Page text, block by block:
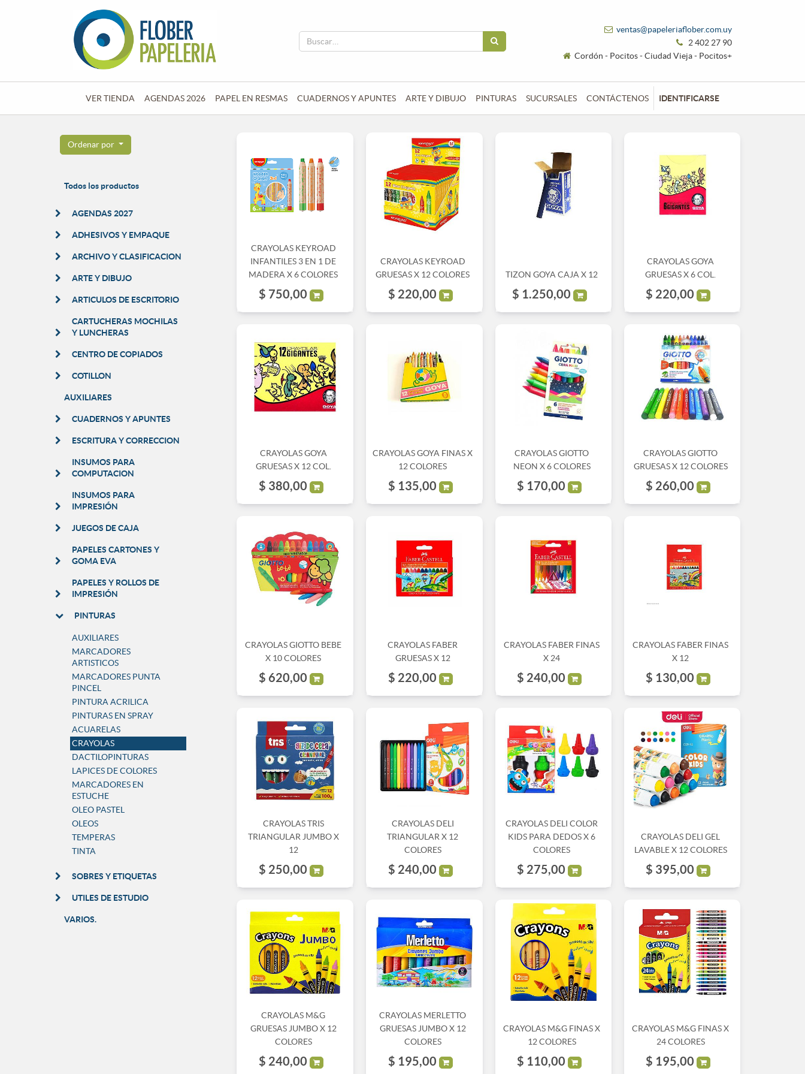
ventas@papeleriaflober.com.uy
2 402 27 90
Cordón - Pocitos - Ciudad Vieja - Pocitos+
VER TIENDA AGENDAS 2026 PAPEL EN RESMAS CUADERNOS Y APUNTES ARTE Y DIBUJO PINTURAS SUCURSALES CONTÁCTENOS IDENTIFICARSE
Ordenar por
Todos los productos
AGENDAS 2027
ADHESIVOS Y EMPAQUE
ARCHIVO Y CLASIFICACION
ARTE Y DIBUJO
ARTICULOS DE ESCRITORIO
CARTUCHERAS MOCHILAS
Y LUNCHERAS
CENTRO DE COPIADOS
COTILLON
AUXILIARES
CUADERNOS Y APUNTES
ESCRITURA Y CORRECCION
INSUMOS PARA
COMPUTACION
INSUMOS PARA
IMPRESIÓN
JUEGOS DE CAJA
PAPELES CARTONES Y
GOMA EVA
PAPELES Y ROLLOS DE
IMPRESIÓN
PINTURAS
AUXILIARES
MARCADORES
ARTISTICOS
MARCADORES PUNTA
PINCEL
PINTURA ACRILICA
PINTURAS EN SPRAY
ACUARELAS
CRAYOLAS
DACTILOPINTURAS
LAPICES DE COLORES
MARCADORES EN
ESTUCHE
OLEO PASTEL
OLEOS
TEMPERAS
TINTA
SOBRES Y ETIQUETAS
UTILES DE ESTUDIO
VARIOS.
CRAYOLAS KEYROAD
INFANTILES 3 EN 1 DE
MADERA X 6 COLORES
$ 750,00
CRAYOLAS KEYROAD
GRUESAS X 12 COLORES
$ 220,00
TIZON GOYA CAJA X 12
$ 1.250,00
CRAYOLAS GOYA
GRUESAS X 6 COL.
$ 220,00
CRAYOLAS GOYA
GRUESAS X 12 COL.
$ 380,00
CRAYOLAS GOYA FINAS X
12 COLORES
$ 135,00
CRAYOLAS GIOTTO
NEON X 6 COLORES
$ 170,00
CRAYOLAS GIOTTO
GRUESAS X 12 COLORES
$ 260,00
CRAYOLAS GIOTTO BEBE
X 10 COLORES
$ 620,00
CRAYOLAS FABER
GRUESAS X 12
$ 220,00
CRAYOLAS FABER FINAS
X 24
$ 240,00
CRAYOLAS FABER FINAS
X 12
$ 130,00
CRAYOLAS TRIS
TRIANGULAR JUMBO X
12
$ 250,00
CRAYOLAS DELI
TRIANGULAR X 12
COLORES
$ 240,00
CRAYOLAS DELI COLOR
KIDS PARA DEDOS X 6
COLORES
$ 275,00
CRAYOLAS DELI GEL
LAVABLE X 12 COLORES
$ 395,00
CRAYOLAS M&G
GRUESAS JUMBO X 12
COLORES
$ 240,00
CRAYOLAS MERLETTO
GRUESAS JUMBO X 12
COLORES
$ 195,00
CRAYOLAS M&G FINAS X
12 COLORES
$ 110,00
CRAYOLAS M&G FINAS X
24 COLORES
$ 195,00